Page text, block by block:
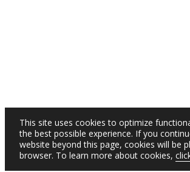
This site uses cookies to optimize
the best possible experience. If you
website beyond this page, cookies will be
browser. To learn more about cookies,